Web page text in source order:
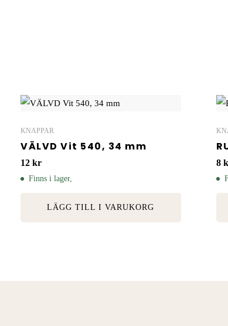
KNAPPAR
VÄLVD Vit 540, 34 mm
12 kr
Finns i lager,
LÄGG TILL I VARUKORG
8